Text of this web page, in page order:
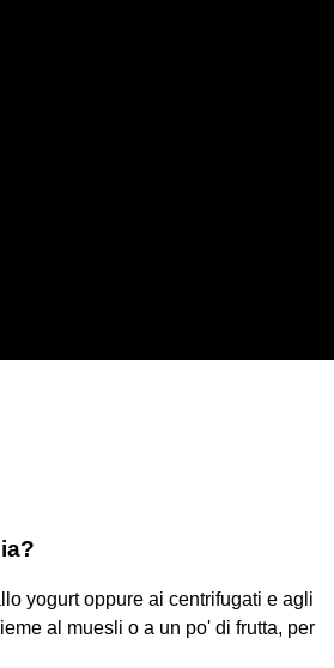
yogurt oppure ai centrifugati e agli
al muesli o a un po' di frutta, per